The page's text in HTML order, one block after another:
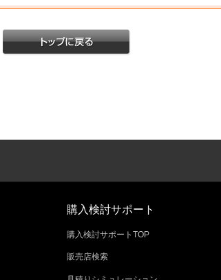
購入検討サポート
購入検討サポートTOP
販売店検索